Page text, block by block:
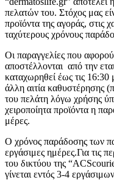
πελατών του. Στόχος μας
προϊόντα της αγοράς, στις
ταχύτερους χρόνους
Οι παραγγελίες που
αποστέλλονται από την
καταχωρηθεί έως τις 16:30
άλλη αιτία καθυστέρησης
του πελάτη λόγω χρήσης
χειροποίητα προϊόντα η
μέρες.
Ο χρόνος παράδοσης των
εργάσιμες ημέρες.Για τις
του δικτύου της
γίνεται εντός 3-4